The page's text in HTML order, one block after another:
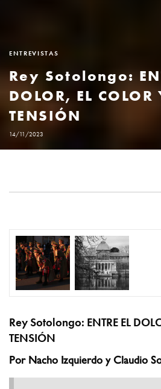
ENTREVISTAS
Rey Sotolongo:
DOLOR, EL COLOR
TENSIÓN
14/11/2023
Rey Sotolongo: ENTRE EL
TENSIÓN
Por Nacho Izquierdo y Claudio